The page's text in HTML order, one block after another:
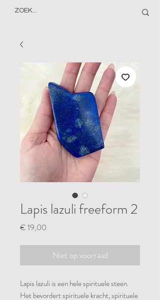
Lapis lazuli freeform 2
€ 19,00
Niet op voorraad
Lapis lazuli is een hele spirituele steen.
Het bevordert spirituele kracht, spirituele